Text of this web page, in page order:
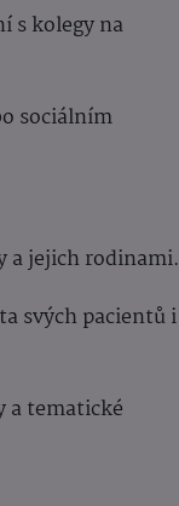
s kolegy na
sociálním
a jejich rodinami.
svých pacientů i
a tematické